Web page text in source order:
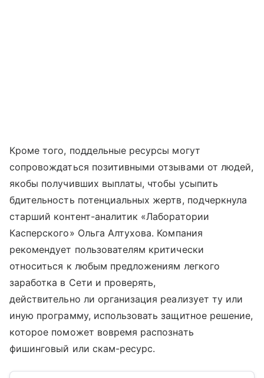
Кроме того, поддельные ресурсы могут
сопровождаться позитивными отзывами от людей,
якобы получивших выплаты, чтобы усыпить
бдительность потенциальных жертв, подчеркнула
старший контент-аналитик «Лаборатории
Касперского» Ольга Алтухова. Компания
рекомендует пользователям критически
относиться к любым предложениям легкого
заработка в Сети и проверять,
действительно ли организация реализует ту или
иную программу, использовать защитное решение,
которое поможет вовремя распознать
фишинговый или скам-ресурс.